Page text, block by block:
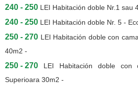
240 - 250 LEI Habitación doble Nr.1 sau
240 - 250 LEI Habitación doble Nr. 5 -
250 - 270 LEI
Habitación doble con
40m2 -
250 - 270 LEI
Habitación doble con
Superioara 30m2 -